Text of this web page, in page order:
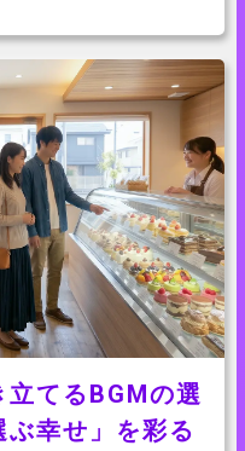
てるBGMの選
幸せ」を彩る